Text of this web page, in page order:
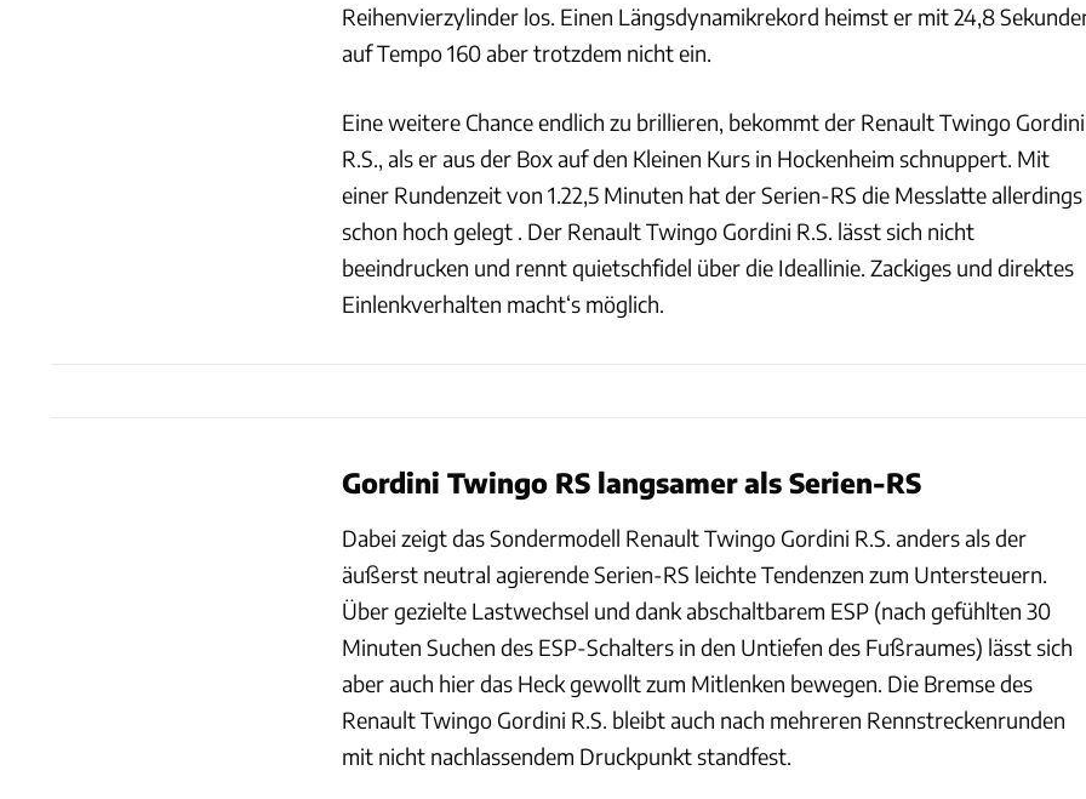
Reihenvierzylinder los. Einen Längsdynamikrekord heimst er mit 24,8
auf Tempo 160 aber trotzdem nicht ein.
Eine weitere Chance endlich zu brillieren, bekommt der Renault Twingo Gordini
R.S., als er aus der Box auf den Kleinen Kurs in Hockenheim schnuppert. Mit
einer Rundenzeit von 1.22,5 Minuten hat der Serien-RS die Messlatte allerdings
schon hoch gelegt . Der Renault Twingo Gordini R.S. lässt sich nicht
beeindrucken und rennt quietschfidel über die Ideallinie. Zackiges und direktes
Einlenkverhalten macht‘s möglich.
Gordini Twingo RS langsamer als Serien-RS
Dabei zeigt das Sondermodell Renault Twingo Gordini R.S. anders als der
äußerst neutral agierende Serien-RS leichte Tendenzen zum Untersteuern.
Über gezielte Lastwechsel und dank abschaltbarem ESP (nach gefühlten 30
Minuten Suchen des ESP-Schalters in den Untiefen des Fußraumes) lässt sich
aber auch hier das Heck gewollt zum Mitlenken bewegen. Die Bremse des
Renault Twingo Gordini R.S. bleibt auch nach mehreren Rennstreckenrunden
mit nicht nachlassendem Druckpunkt standfest.